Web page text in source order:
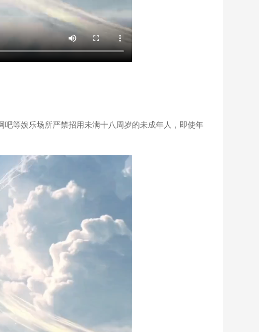
等娱乐场所严禁招用未满十八周岁的未成年人，即使年